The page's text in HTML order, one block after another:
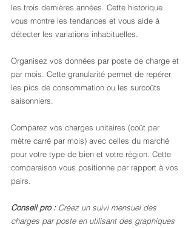
les trois dernières années. Cette historique
vous montre les tendances et vous aide à
détecter les variations inhabituelles.
Organisez vos données par poste de charge et
par mois. Cette granularité permet de repérer
les pics de consommation ou les surcoûts
saisonniers.
Comparez vos charges unitaires (coût par
mètre carré par mois) avec celles du marché
pour votre type de bien et votre région. Cette
comparaison vous positionne par rapport à vos
pairs.
Conseil pro : Créez un suivi mensuel des
charges par poste en utilisant des graphiques